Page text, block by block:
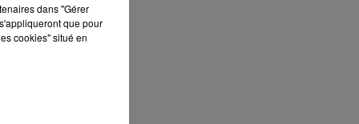
dans "Gérer
que pour
cookies" situé en